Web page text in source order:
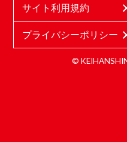
サイト利用規約
プライバシーポリシー
©